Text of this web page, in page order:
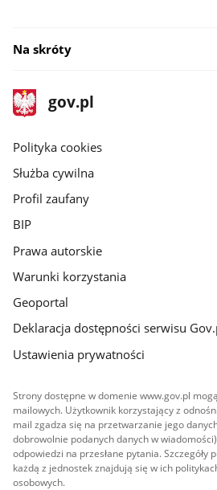
Na skróty
stopka
gov.pl
Strona
gov.pl
gov.pl
Polityka cookies
Służba cywilna
Profil zaufany
BIP
Prawa autorskie
Warunki korzystania
Geoportal
Deklaracja dostępności serwisu
Ustawienia prywatności
Strony dostępne w domenie www.gov.pl
mailowych. Użytkownik korzystający z
mail zgadza się na przetwarzanie jego
dobrowolnie podanych danych w
odpowiedzi na przesłane pytania. Szczegóły
każdą z jednostek znajdują się w ich
osobowych.